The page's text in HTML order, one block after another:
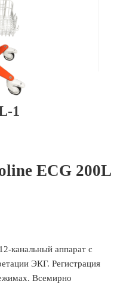
1
ECG 200L
канальный аппарат с
ЭКГ. Регистрация
Всемирно